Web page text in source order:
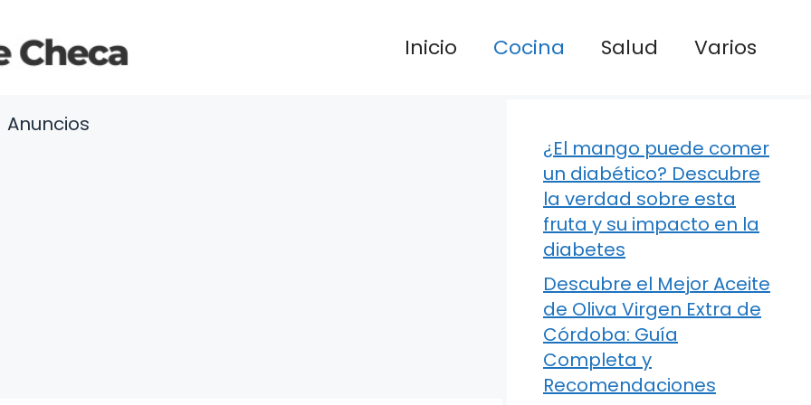
Inicio Cocina Salud Varios
Anuncios
¿El mango puede comer
un diabético? Descubre
la verdad sobre esta
fruta y su impacto en la
diabetes
Descubre el Mejor Aceite
de Oliva Virgen Extra de
Córdoba: Guía
Completa y
Recomendaciones